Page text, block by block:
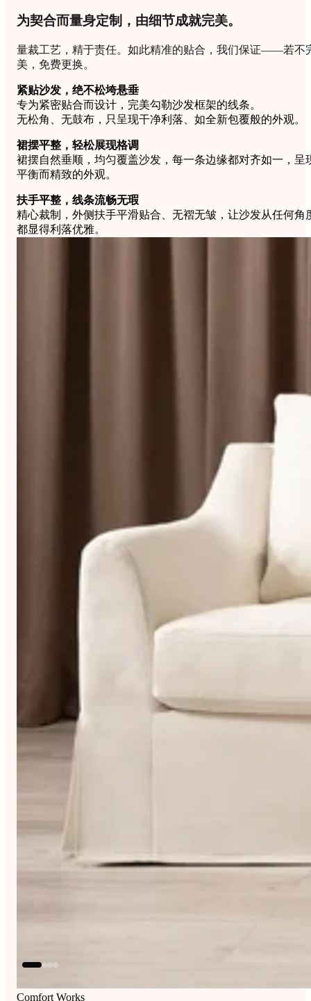
为契合而量身定制，由细节成就完美。
量裁工艺，精于责任。如此精准的贴合，我们保证——若不
美，免费更换。
紧贴沙发，绝不松垮悬垂
专为紧密贴合而设计，完美勾勒沙发框架的线条。
无松角、无鼓布，只呈现干净利落、如全新包覆般的外观。
裙摆平整，轻松展现格调
裙摆自然垂顺，均匀覆盖沙发，每一条边缘都对齐如一，呈
平衡而精致的外观。
扶手平整，线条流畅无瑕
精心裁制，外侧扶手平滑贴合、无褶无皱，让沙发从任何角
都显得利落优雅。
Comfort Works